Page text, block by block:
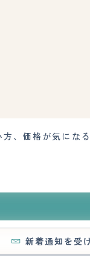
、価格が気にな
新着通知を受